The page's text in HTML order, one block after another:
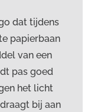
dat tijdens
papierbaan
van een
pas goed
het licht
bij aan